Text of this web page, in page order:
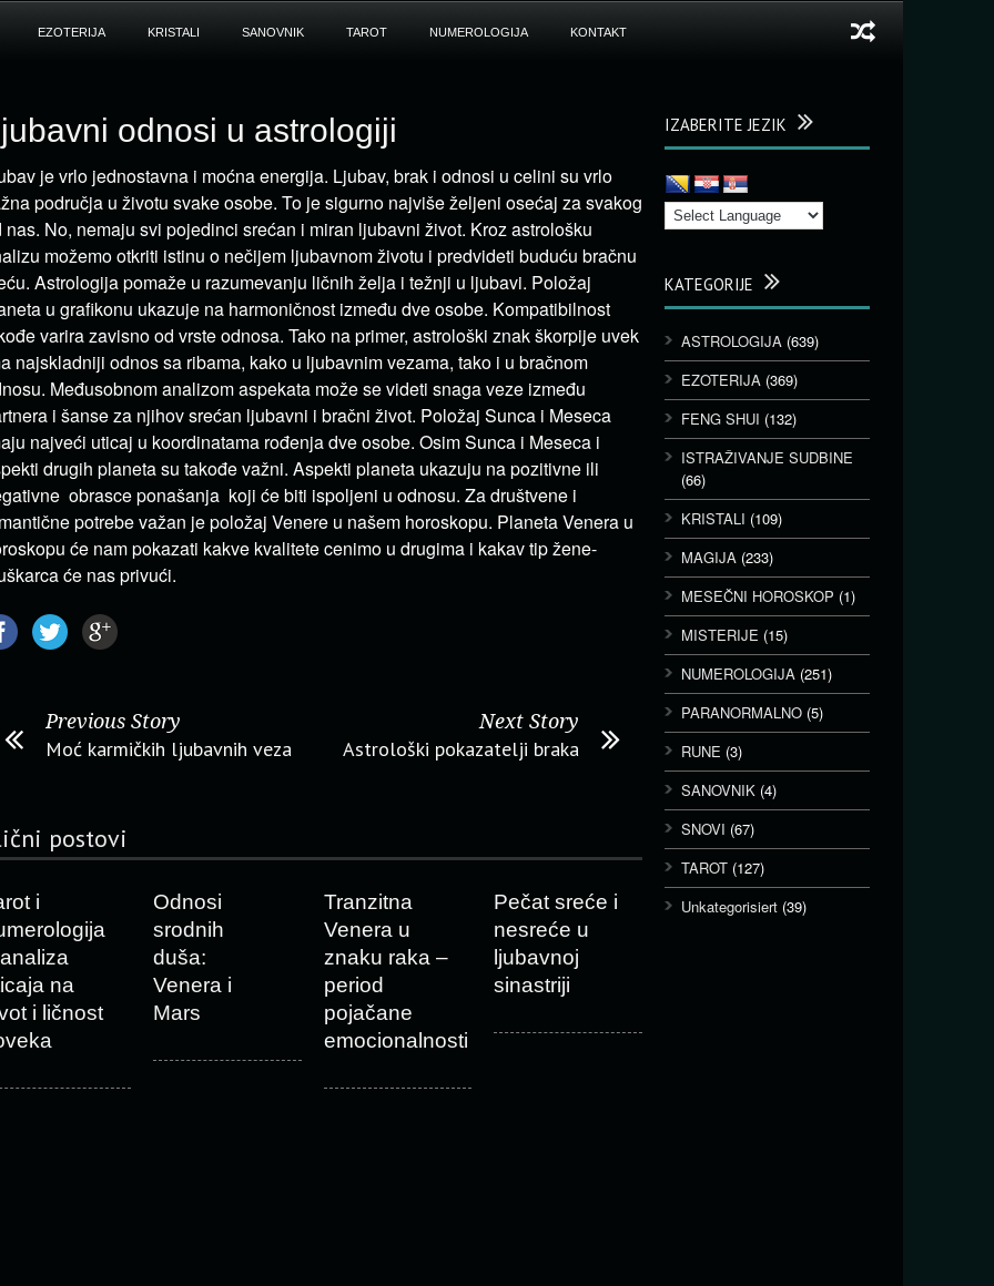
EZOTERIJA KRISTALI SANOVNIK TAROT NUMEROLOGIJA KONTAKT
odnosi u astrologiji
je vrlo jednostavna i moćna energija. Ljubav, brak i odnosi u celini su vrlo
područja u životu svake osobe. To je sigurno najviše željeni osećaj za svakog
nas. No, nemaju svi pojedinci srećan i miran ljubavni život. Kroz astrološku
možemo otkriti istinu o nečijem ljubavnom životu i predvideti buduću bračnu
Astrologija pomaže u razumevanju ličnih želja i težnji u ljubavi. Položaj
u grafikonu ukazuje na harmoničnost između dve osobe. Kompatibilnost
varira zavisno od vrste odnosa. Tako na primer, astrološki znak škorpije uvek
najskladniji odnos sa ribama, kako u ljubavnim vezama, tako i u bračnom
Međusobnom analizom aspekata može se videti snaga veze između
i šanse za njihov srećan ljubavni i bračni život. Položaj Sunca i Meseca
najveći uticaj u koordinatama rođenja dve osobe. Osim Sunca i Meseca i
drugih planeta su takođe važni. Aspekti planeta ukazuju na pozitivne ili
obrasce ponašanja koji će biti ispoljeni u odnosu. Za društvene i
potrebe važan je položaj Venere u našem horoskopu. Planeta Venera u
će nam pokazati kakve kvalitete cenimo u drugima i kakav tip žene-
će nas privući.
Previous Story
Moć karmičkih ljubavnih veza
Next Story
Astrološki pokazatelji braka
postovi
i
na
i ličnost
Odnosi
srodnih
duša:
Venera i
Mars
Tranzitna
Venera u
znaku raka –
period
pojačane
emocionalnosti
Pečat sreće i
nesreće u
ljubavnoj
sinastriji
IZABERITE JEZIK
KATEGORIJE
ASTROLOGIJA (639)
EZOTERIJA (369)
FENG SHUI (132)
ISTRAŽIVANJE SUDBINE
(66)
KRISTALI (109)
MAGIJA (233)
MESEČNI HOROSKOP (1)
MISTERIJE (15)
NUMEROLOGIJA (251)
PARANORMALNO (5)
RUNE (3)
SANOVNIK (4)
SNOVI (67)
TAROT (127)
Unkategorisiert (39)